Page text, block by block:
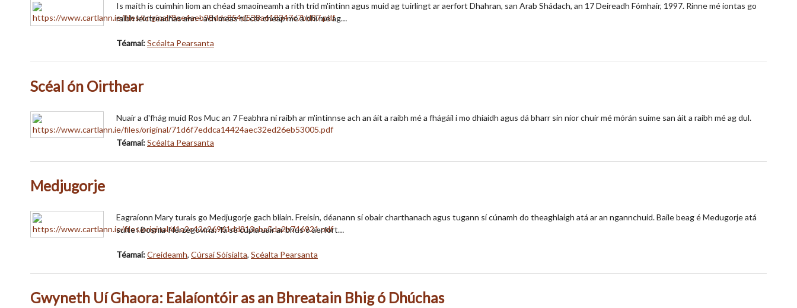
Is maith is cuimhin liom an chéad smaoineamh a rith tríd m'intinn agus muid ag tuirlingt ar aerfort Dhahran, san Arab Shádach, an 17 Deireadh Fómhair, 1997. Rinne mé iontas go
raibh leictreachas ann - ach meas tú cár cheap mé a bhí mé ag…
Téamaí:Scéalta Pearsanta
Scéal ón Oirthear
Nuair a d'fhág muid Ros Muc an 7 Feabhra ní raibh ar m'intinnse ach an áit a raibh mé a fhágáil i mo dhiaidh agus dá bharr sin níor chuir mé mórán suime san áit a raibh mé ag dul.
Téamaí:Scéalta Pearsanta
Medjugorje
Eagraíonn Mary turais go Medjugorje gach bliain. Freisin, déanann sí obair charthanach agus tugann sí cúnamh do theaghlaigh atá ar an ngannchuid. Baile beag é Medugorje atá
suite i Bosnia-Herzegovina. Tá sé cúpla uair ar bhus ó aerfort…
Téamaí:Creideamh, Cúrsaí Sóisialta, Scéalta Pearsanta
Gwyneth Uí Ghaora: Ealaíontóir as an Bhreatain Bhig ó Dhúchas